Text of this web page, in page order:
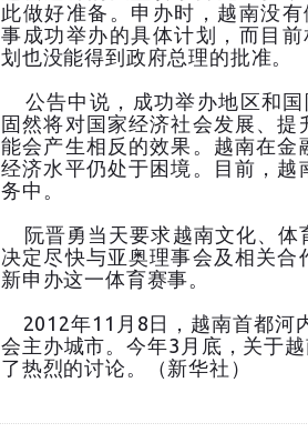
此做好准备。申办时，越南没有
事成功举办的具体计划，而目
划也没能得到政府总理的批准。
公告中说，成功举办地区和国
固然将对国家经济社会发展、
能会产生相反的效果。越南在
经济水平仍处于困境。目前，
务中。
阮晋勇当天要求越南文化、体
决定尽快与亚奥理事会及相关
新申办这一体育赛事。
2012年11月8日，越南首都河
会主办城市。今年3月底，关于
了热烈的讨论。（新华社）